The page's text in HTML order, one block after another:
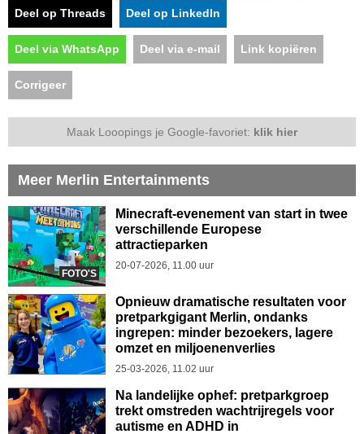
Deel op Threads Deel op LinkedIn
Deel via WhatsApp Deel via e-mail Link kopiëren
Corrigeer
Maak Looopings je Google-favoriet: klik hier
Meer Merlin Entertainments
FOTO'S
Minecraft-evenement van start in twee
verschillende Europese
attractieparken
20-07-2026, 11.00 uur
Opnieuw dramatische resultaten voor
pretparkgigant Merlin, ondanks
ingrepen: minder bezoekers, lagere
omzet en miljoenenverlies
25-03-2026, 11.02 uur
Na landelijke ophef: pretparkgroep
trekt omstreden wachtrijregels voor
autisme en ADHD in